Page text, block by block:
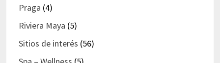
Praga (4)
Riviera Maya (5)
Sitios de interés (56)